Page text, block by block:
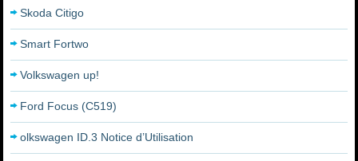
Skoda Citigo
Smart Fortwo
Volkswagen up!
Ford Focus (C519)
olkswagen ID.3 Notice d’Utilisation